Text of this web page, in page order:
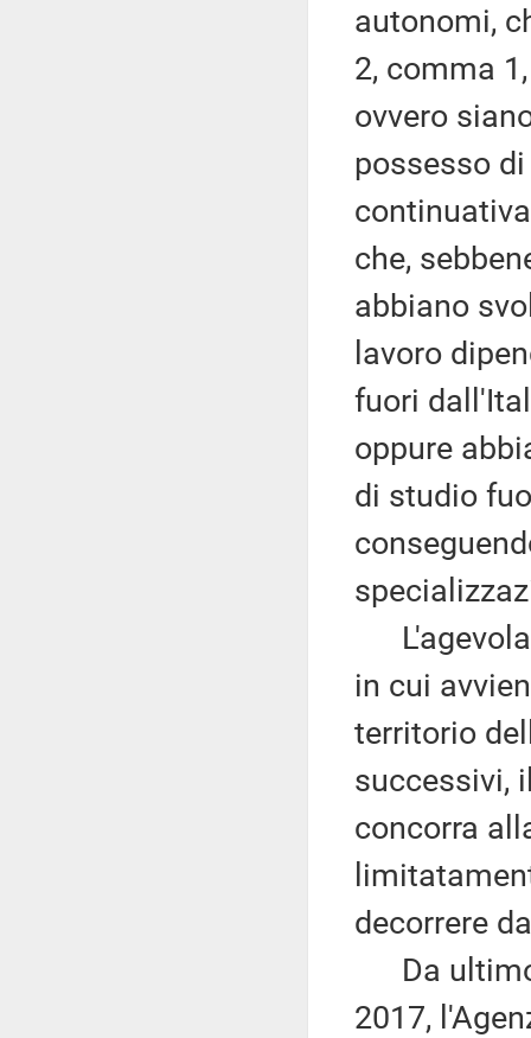
autonomi,
2, comma
ovvero
possesso
che,
abbiano
lavoro
fuori
oppure
di studio
in cui
territorio
successivi,
concorra
decorrere
Da
2017,